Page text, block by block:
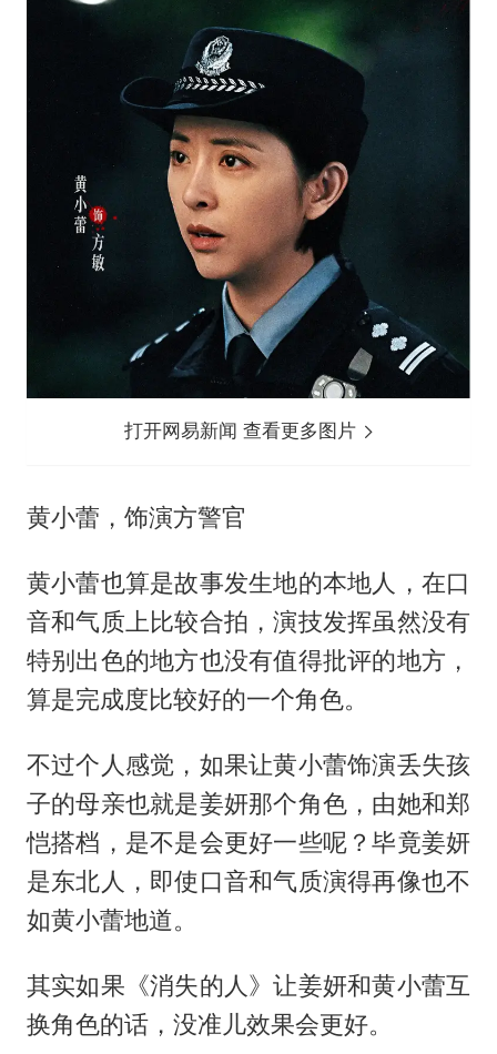
打开网易新闻 查看更多图片
黄小蕾，饰演方警官
黄小蕾也算是故事发生地的本地人，在口
音和气质上比较合拍，演技发挥虽然没有
特别出色的地方也没有值得批评的地方，
算是完成度比较好的一个角色。
不过个人感觉，如果让黄小蕾饰演丢失孩
子的母亲也就是姜妍那个角色，由她和郑
恺搭档，是不是会更好一些呢？毕竟姜妍
是东北人，即使口音和气质演得再像也不
如黄小蕾地道。
其实如果《消失的人》让姜妍和黄小蕾互
换角色的话，没准儿效果会更好。